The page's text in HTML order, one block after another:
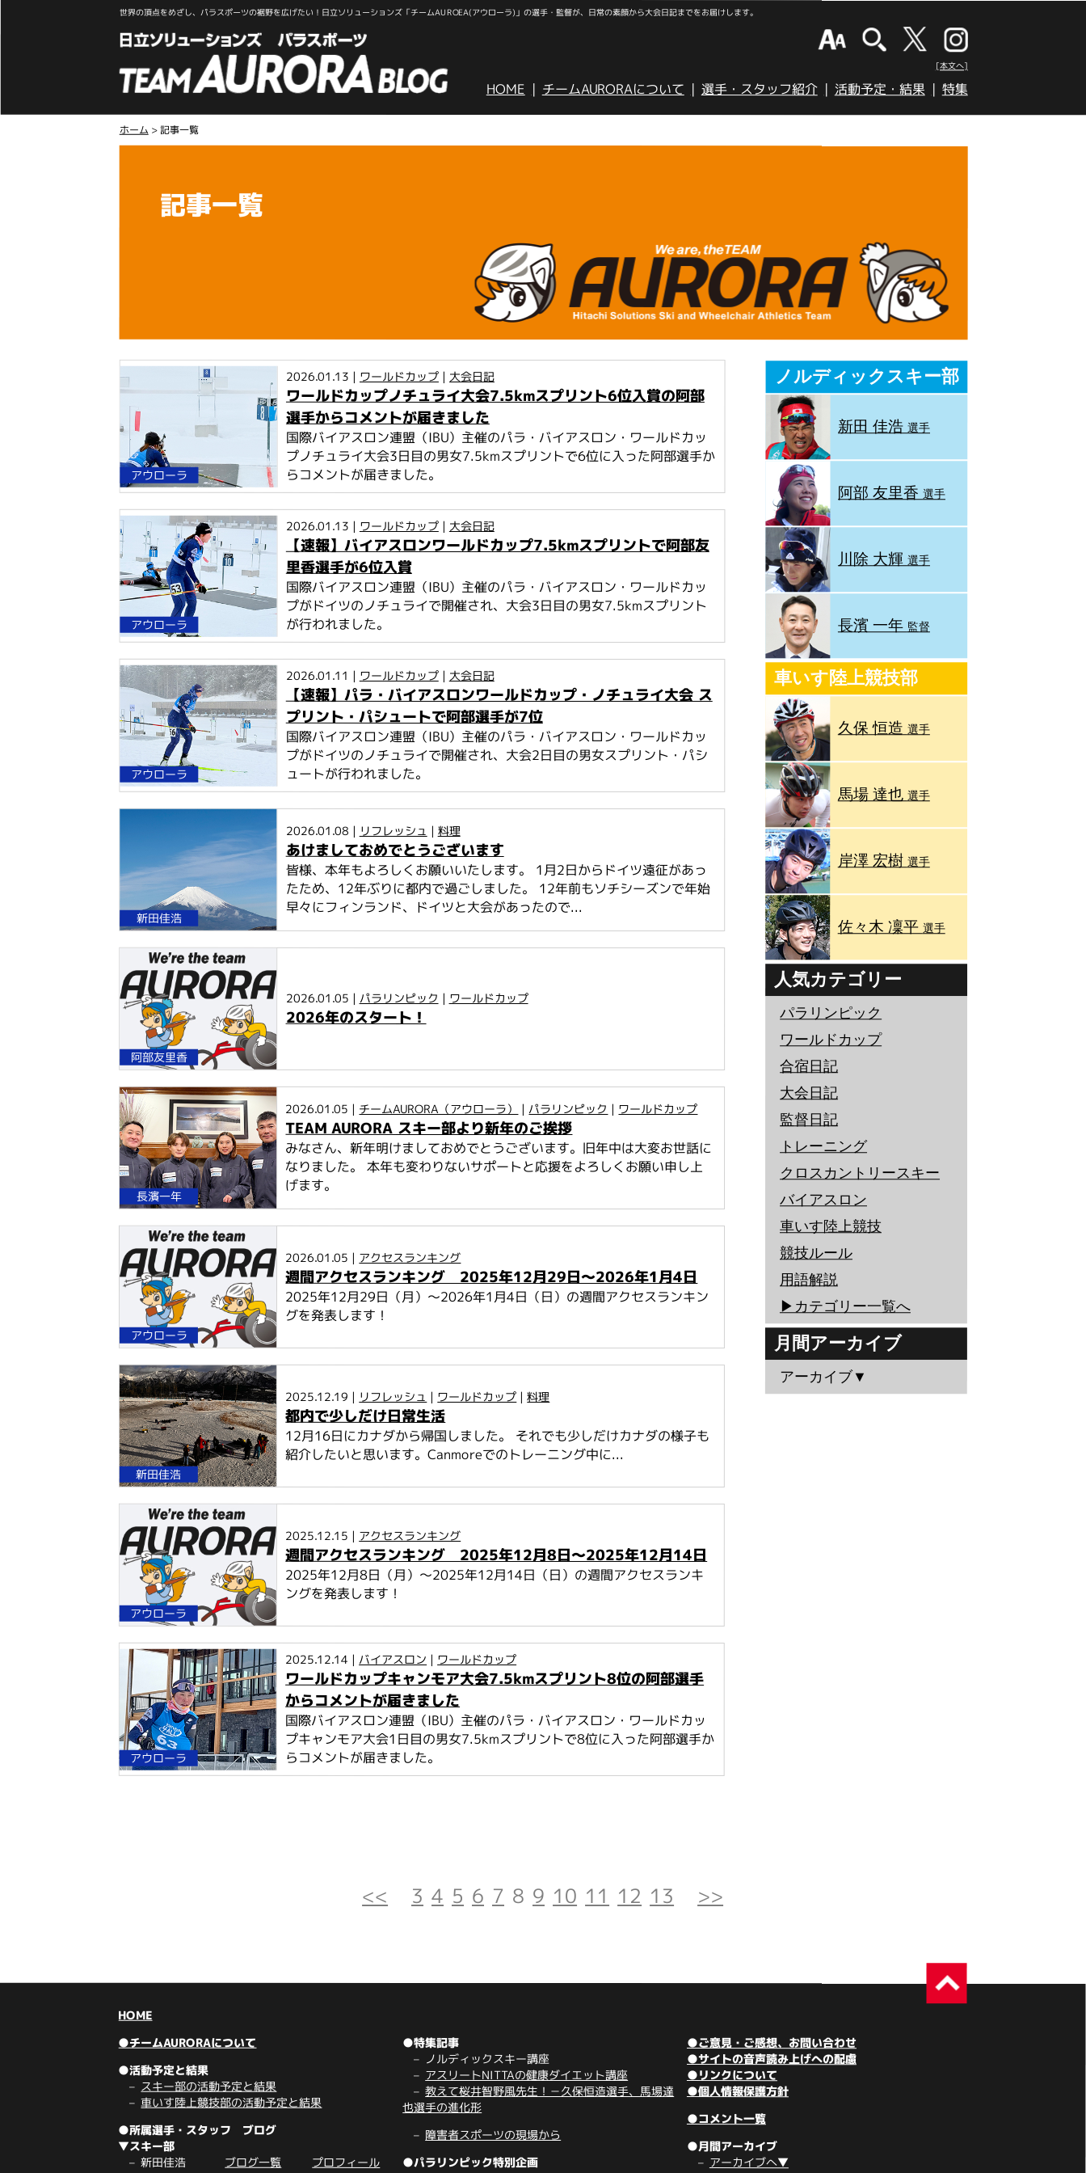
世界の頂点をめざし、パラスポーツの裾野を広げたい！日立ソリューションズ「チームAUROEA(アウローラ)」の選手・監督が、日常の素顔から大会日記までをお届けします。
[本文へ]
HOME チームAURORAについて 選手・スタッフ紹介 活動予定・結果 特集
ホーム >記事一覧
記事一覧
アウローラ
2026.01.13 | ワールドカップ| 大会日記
ワールドカップノチュライ大会7.5kmスプリント6位入賞の阿部
選手からコメントが届きました
国際バイアスロン連盟（IBU）主催のパラ・バイアスロン・ワールドカッ
プノチュライ大会3日目の男女7.5kmスプリントで6位に入った阿部選手か
らコメントが届きました。
アウローラ
2026.01.13 | ワールドカップ| 大会日記
【速報】バイアスロンワールドカップ7.5kmスプリントで阿部友
里香選手が6位入賞
国際バイアスロン連盟（IBU）主催のパラ・バイアスロン・ワールドカッ
プがドイツのノチュライで開催され、大会3日目の男女7.5kmスプリント
が行われました。
アウローラ
2026.01.11 | ワールドカップ| 大会日記
【速報】パラ・バイアスロンワールドカップ・ノチュライ大会 ス
プリント・パシュートで阿部選手が7位
国際バイアスロン連盟（IBU）主催のパラ・バイアスロン・ワールドカッ
プがドイツのノチュライで開催され、大会2日目の男女スプリント・パシ
ュートが行われました。
新田佳浩
2026.01.08 | リフレッシュ | 料理
あけましておめでとうございます
皆様、本年もよろしくお願いいたします。 1月2日からドイツ遠征があっ
たため、12年ぶりに都内で過ごしました。 12年前もソチシーズンで年始
早々にフィンランド、ドイツと大会があったので...
阿部友里香
2026.01.05 | パラリンピック | ワールドカップ
2026年のスタート！
長濱一年
2026.01.05 | チームAURORA（アウローラ） | パラリンピック | ワールドカップ
TEAM AURORA スキー部より新年のご挨拶
みなさん、新年明けましておめでとうございます。旧年中は大変お世話に
なりました。 本年も変わりないサポートと応援をよろしくお願い申し上
げます。
アウローラ
2026.01.05 | アクセスランキング
週間アクセスランキング 2025年12月29日～2026年1月4日
2025年12月29日（月）～2026年1月4日（日）の週間アクセスランキン
グを発表します！
新田佳浩
2025.12.19 | リフレッシュ | ワールドカップ |料理
都内で少しだけ日常生活
12月16日にカナダから帰国しました。 それでも少しだけカナダの様子も
紹介したいと思います。Canmoreでのトレーニング中に...
アウローラ
2025.12.15 | アクセスランキング
週間アクセスランキング 2025年12月8日～2025年12月14日
2025年12月8日（月）～2025年12月14日（日）の週間アクセスランキ
ングを発表します！
アウローラ
2025.12.14 | バイアスロン | ワールドカップ
ワールドカップキャンモア大会7.5kmスプリント8位の阿部選手
からコメントが届きました
国際バイアスロン連盟（IBU）主催のパラ・バイアスロン・ワールドカッ
プキャンモア大会1日目の男女7.5kmスプリントで8位に入った阿部選手か
らコメントが届きました。
ノルディックスキー部
新田 佳浩選手
阿部 友里香 選手
川除 大輝 選手
長濱 一年 監督
車いす陸上競技部
久保 恒造 選手
馬場 達也 選手
岸澤 宏樹 選手
佐々木 凜平 選手
人気カテゴリー
パラリンピック
ワールドカップ
合宿日記
大会日記
監督日記
トレーニング
クロスカントリースキー
バイアスロン
車いす陸上競技
競技ルール
用語解説
▶︎カテゴリー一覧へ
月間アーカイブ
アーカイブ▼
<< 3 4 5 6 7 8 9 10 11 12 13 >>
HOME
●チームAURORAについて
●活動予定と結果
スキー部の活動予定と結果
車いす陸上競技部の活動予定と結果
●所属選手・スタッフ ブログ
▼スキー部
新田佳浩 ブログ一覧 プロフィール
●特集記事
ノルディックスキー講座
アスリートNITTAの健康ダイエット講座
教えて桜井智野風先生！－久保恒造選手、馬場達
也選手の進化形
障害者スポーツの現場から
●パラリンピック特別企画
●ご意見・ご感想、お問い合わせ
●サイトの音声読み上げへの配慮
●リンクについて
●個人情報保護方針
●コメント一覧
●月間アーカイブ
アーカイブへ▼